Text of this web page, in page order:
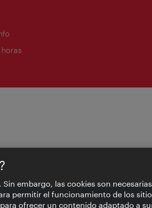
Sin embargo, las cookies son
permitir el funcionamiento de los
ofrecer un contenido adaptado a